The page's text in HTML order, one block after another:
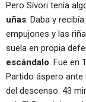
Pero Sívori tenía
uñas. Daba y
empujones y las
suela en propia
escándalo. Fue en
Partido áspero
del descenso. 43